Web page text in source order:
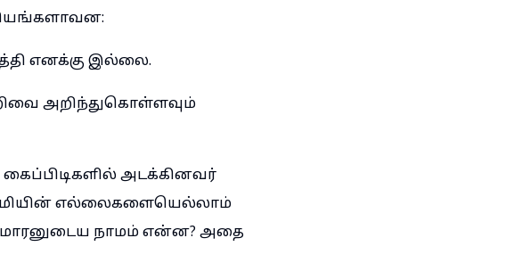
எனக்கு இல்லை.
அறிந்துகொள்ளவும்
அடக்கினவர்
எல்லைகளையெல்லாம்
நாமம் என்ன? அதை